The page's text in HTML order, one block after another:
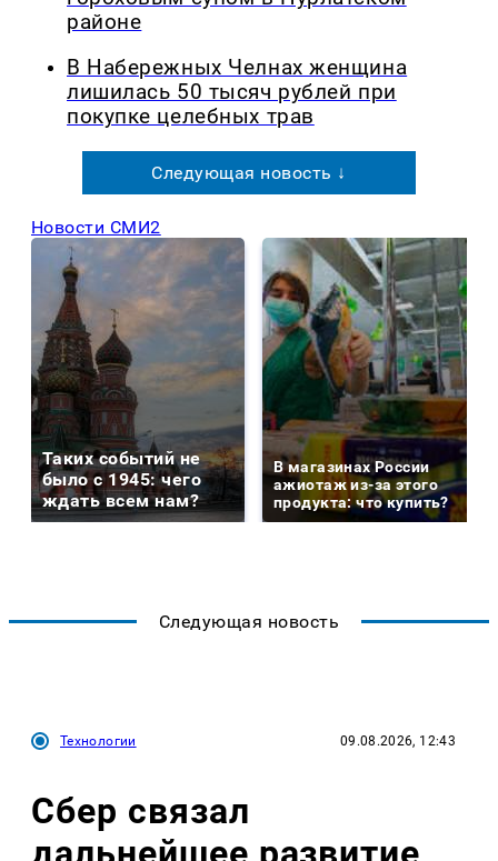
районе
В Набережных Челнах женщина
лишилась 50 тысяч рублей при
покупке целебных трав
Следующая новость ↓
Новости СМИ2
Таких событий не
было с 1945: чего
ждать всем нам?
В магазинах России
ажиотаж из-за этого
продукта: что купить?
Следующая новость
Технологии 09.08.2026, 12:43
Сбер связал